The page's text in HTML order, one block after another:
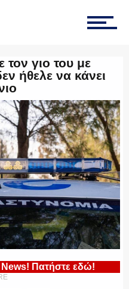
γιο του με
ήθελε να κάνει
News! Πατήστε εδώ!